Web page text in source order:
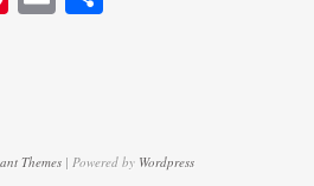
Themes| Powered by Wordpress